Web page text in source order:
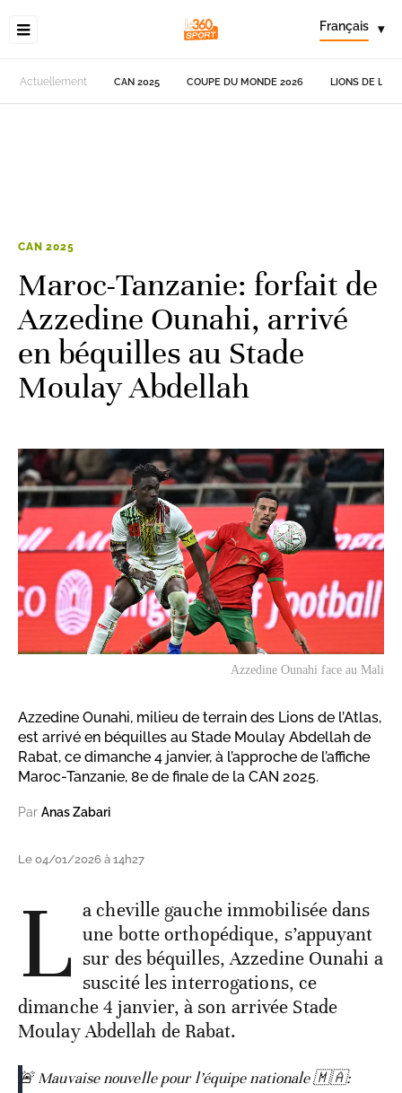
Français ▾
Actuellement CAN 2025 COUPE DU MONDE 2026 LIONS DE
CAN 2025
Maroc-Tanzanie: forfait de
Azzedine Ounahi, arrivé
en béquilles au Stade
Moulay Abdellah
Azzedine Ounahi face au Mali
Azzedine Ounahi, milieu de terrain des Lions de l’Atlas,
est arrivé en béquilles au Stade Moulay Abdellah de
Rabat, ce dimanche 4 janvier, à l’approche de l’affiche
Maroc-Tanzanie, 8e de finale de la CAN 2025.
Par Anas Zabari
Le 04/01/2026 à 14h27
L a cheville gauche immobilisée dans
une botte orthopédique, s’appuyant
sur des béquilles, Azzedine Ounahi a
suscité les interrogations, ce
dimanche 4 janvier, à son arrivée Stade
Moulay Abdellah de Rabat.
🚨 Mauvaise nouvelle pour l’équipe nationale 🇲🇦: